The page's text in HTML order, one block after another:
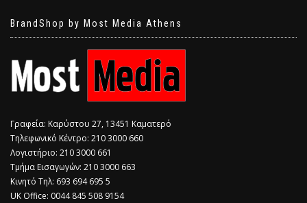
BrandShop by Most Media Athens
Γραφεία: Καρύστου 27, 13451 Καματερό
Τηλεφωνικό Κέντρο: 210 3000 660
Λογιστήριο: 210 3000 661
Τμήμα Εισαγωγών: 210 3000 663
Κινητό Τηλ: 693 694 695 5
​UK Office: 0044 845 508 9154